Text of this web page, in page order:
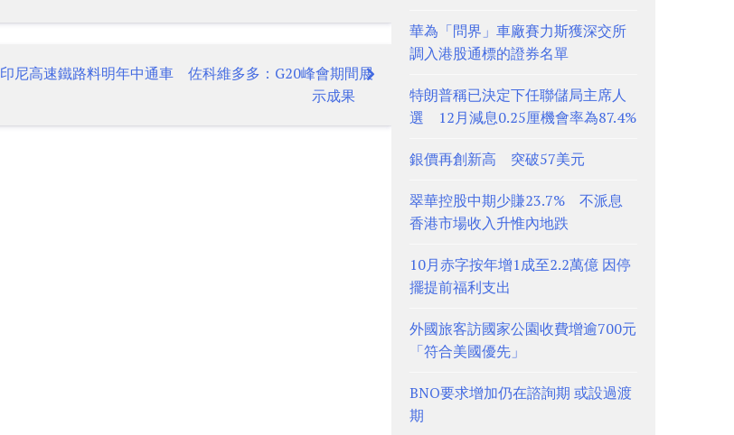
印尼高速鐵路料明年中通車 佐科維多多：G20峰會期間展
示成果
華為「問界」車廠賽力斯獲深交所
調入港股通標的證券名單
特朗普稱已決定下任聯儲局主席人
選 12月減息0.25厘機會率為87.4%
銀價再創新高 突破57美元
翠華控股中期少賺23.7% 不派息
香港市場收入升惟內地跌
10月赤字按年增1成至2.2萬億 因停
擺提前福利支出
外國旅客訪國家公園收費增逾700元
「符合美國優先」
BNO要求增加仍在諮詢期 或設過渡
期